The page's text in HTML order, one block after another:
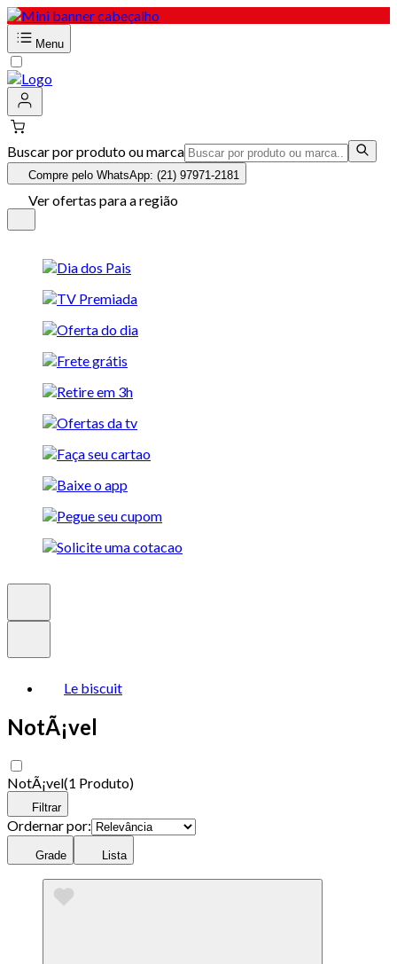
Menu
Buscar por produto ou marca
Compre pelo WhatsApp: (21) 97971-2181
Ver ofertas para a região
Le biscuit
NotÃ¡vel
NotÃ¡vel(1 Produto)
Filtrar
Ordernar por:
Grade Lista